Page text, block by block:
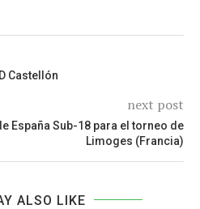
Castellón
next post
España Sub-18 para el torneo de
Limoges (Francia)
ALSO LIKE